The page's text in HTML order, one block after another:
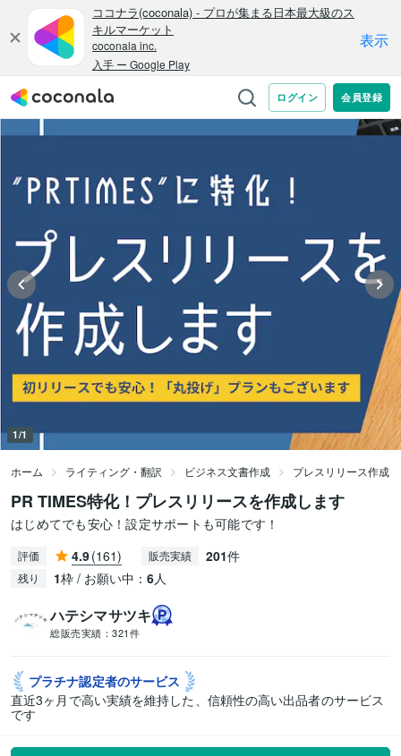
1/1
ホーム ライティング・翻訳 ビジネス文書作成 プレスリリース作成
PR TIMES特化！プレスリリースを作成します
はじめてでも安心！設定サポートも可能です！
評価 4.9(161) 販売実績 201件
残り 1枠 / お願い中： 6人
ハテシマサツキ
総販売実績： 321件
プラチナ認定者のサービス
直近3ヶ月で高い実績を維持した、信頼性の高い出品者のサービス
です